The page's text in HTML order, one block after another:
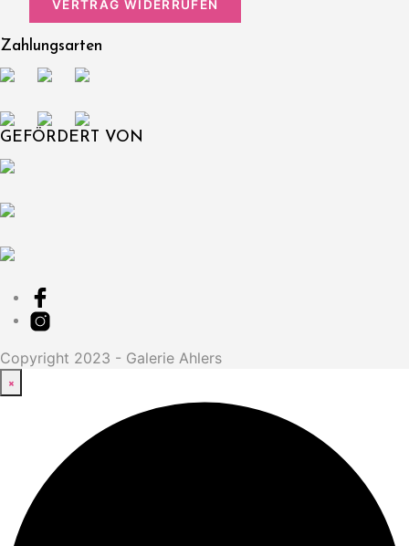
VERTRAG WIDERRUFEN
Zahlungsarten
GEFÖRDERT VON
Copyright 2023 - Galerie Ahlers
×